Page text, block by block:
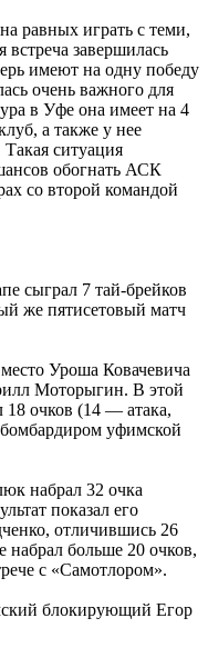
равных играть с теми,
завершилась
имеют на одну победу
очень важного для
в Уфе она имеет на 4
а также у нее
ситуация
обогнать АСК
со второй командой
сыграл 7 тай-брейков
же пятисетовый матч
Уроша Ковачевича
Моторыгин. В этой
18 очков (14 — атака,
уфимской
набрал 32 очка
показал его
отличившись 26
набрал больше 20 очков,
с «Самотлором».
блокирующий Егор